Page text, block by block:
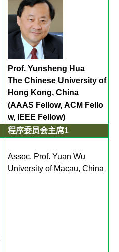
Prof. Yunsheng Hua
The Chinese University of
Hong Kong, China
(AAAS Fellow, ACM Fello
w, IEEE Fellow)
程序委员会主席1
Assoc. Prof. Yuan Wu
University of Macau, China